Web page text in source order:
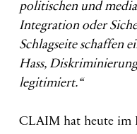
politischen und
Integration oder
Schlagseite schaffen
Hass,
legitimiert.“
CLAIM hat heute im